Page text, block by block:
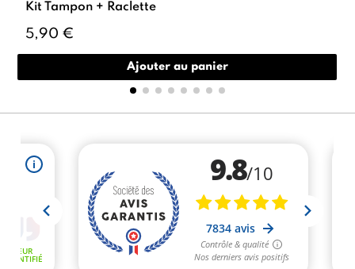
Kit Tampon + Raclette
5,90 €
Ajouter au panier